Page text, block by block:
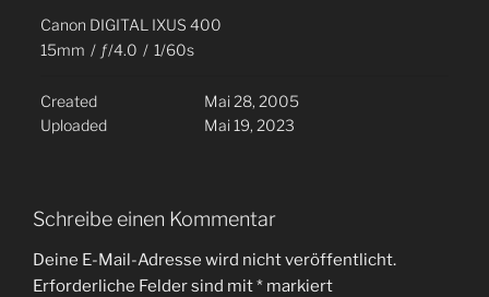
Canon DIGITAL IXUS 400
15mm / ƒ/4.0 / 1/60s
Created
Mai 28, 2005
Uploaded
Mai 19, 2023
Schreibe einen Kommentar
Deine E-Mail-Adresse wird nicht veröffentlicht.
Erforderliche Felder sind mit* markiert